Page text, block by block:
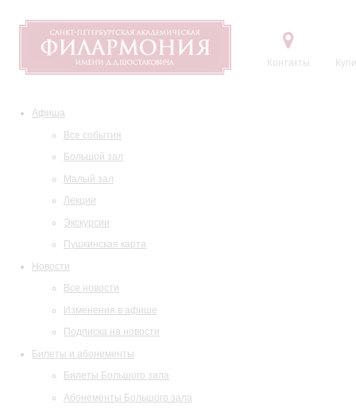
Контакты
Афиша
Все события
Большой зал
Малый зал
Лекции
Экскурсии
Пушкинская карта
Новости
Все новости
Изменения в афише
Подписка на новости
Билеты и абонементы
Билеты Большого зала
Абонементы Большого зала